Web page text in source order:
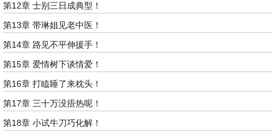
第12章 士别三日成典型！
第13章 带琳姐见老中医！
第14章 路见不平伸援手！
第15章 爱情树下谈情爱！
第16章 打瞌睡了来枕头！
第17章 三十万没捂热呢！
第18章 小试牛刀巧化解！